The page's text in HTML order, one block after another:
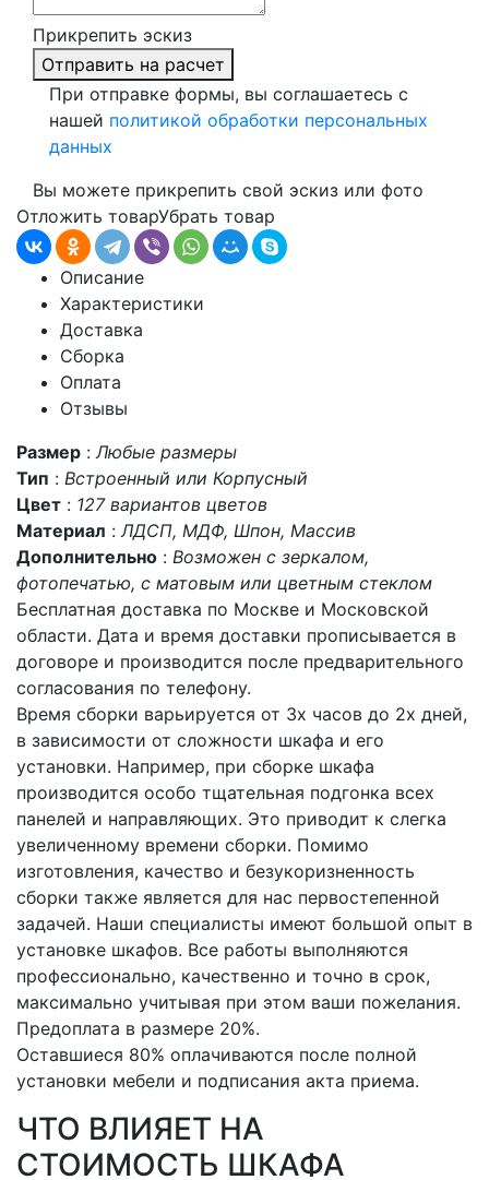
Прикрепить эскиз
Отправить на расчет
При отправке формы, вы соглашаетесь с
нашей политикой обработки персональных
данных
Вы можете прикрепить свой эскиз или фото
Отложить товарУбрать товар
Описание
Характеристики
Доставка
Сборка
Оплата
Отзывы
Размер :Любые размеры
Тип : Встроенный или Корпусный
Цвет : 127 вариантов цветов
Материал :ЛДСП, МДФ, Шпон, Массив
Дополнительно : Возможен с зеркалом,
фотопечатью, с матовым или цветным стеклом
Бесплатная доставка по Москве и Московской
области. Дата и время доставки прописывается в
договоре и производится после предварительного
согласования по телефону.
Время сборки варьируется от 3х часов до 2х дней,
в зависимости от сложности шкафа и его
установки. Например, при сборке шкафа
производится особо тщательная подгонка всех
панелей и направляющих. Это приводит к слегка
увеличенному времени сборки. Помимо
изготовления, качество и безукоризненность
сборки также является для нас первостепенной
задачей. Наши специалисты имеют большой опыт в
установке шкафов. Все работы выполняются
профессионально, качественно и точно в срок,
максимально учитывая при этом ваши пожелания.
Предоплата в размере 20%.
Оставшиеся 80% оплачиваются после полной
установки мебели и подписания акта приема.
ЧТО ВЛИЯЕТ НА
СТОИМОСТЬ ШКАФА